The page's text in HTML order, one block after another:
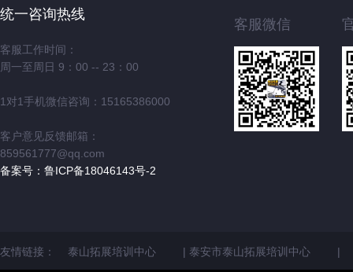
统一咨询热线
客服工作时间：
周一至周日 9：00 -- 23：00
1对1手机微信咨询：15165386000
客户意见反馈邮箱：
859561777@qq.com
备案号：鲁ICP备18046143号-2
客服微信
友情链接： 泰山拓展培训中心 | 泰安市泰山拓展培训中心 |